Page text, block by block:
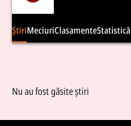
ȘtiriMeciuriClasamenteStatistică
Nu au fost găsite știri